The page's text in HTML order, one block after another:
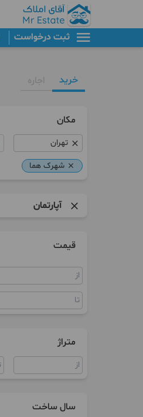
ثبت درخواست
خرید اجاره
مکان
شهرک هما
آپارتمان
برج
ویلا
قیمت
متراژ
سال ساخت